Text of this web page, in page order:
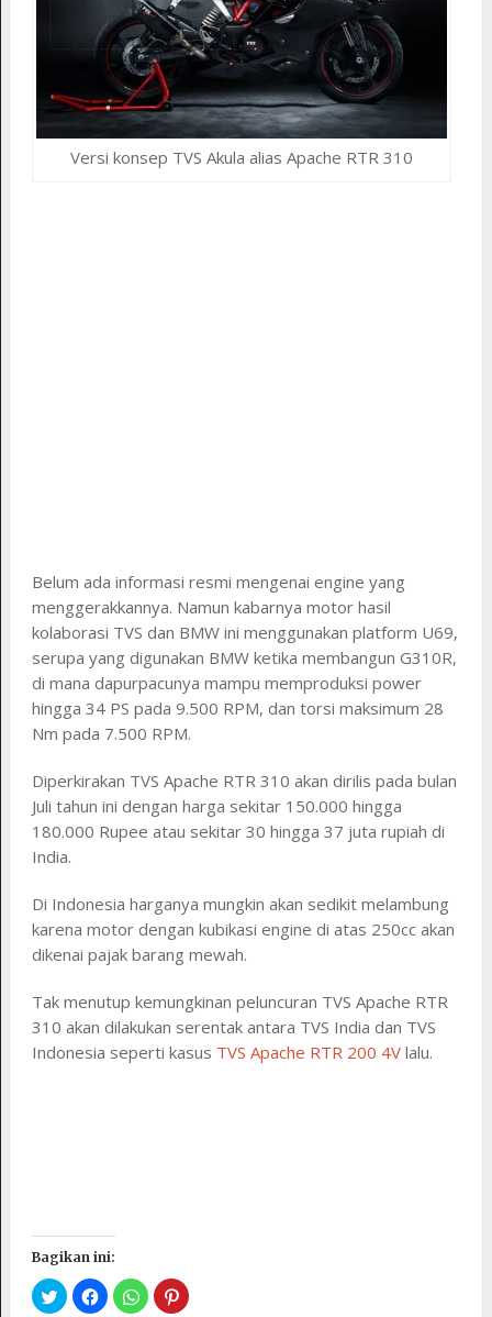
Versi konsep TVS Akula alias Apache RTR 310
Belum ada informasi resmi mengenai engine yang
menggerakkannya. Namun kabarnya motor hasil
kolaborasi TVS dan BMW ini menggunakan platform U69,
serupa yang digunakan BMW ketika membangun G310R,
di mana dapurpacunya mampu memproduksi power
hingga 34 PS pada 9.500 RPM, dan torsi maksimum 28
Nm pada 7.500 RPM.
Diperkirakan TVS Apache RTR 310 akan dirilis pada bulan
Juli tahun ini dengan harga sekitar 150.000 hingga
180.000 Rupee atau sekitar 30 hingga 37 juta rupiah di
India.
Di Indonesia harganya mungkin akan sedikit melambung
karena motor dengan kubikasi engine di atas 250cc akan
dikenai pajak barang mewah.
Tak menutup kemungkinan peluncuran TVS Apache RTR
310 akan dilakukan serentak antara TVS India dan TVS
Indonesia seperti kasus TVS Apache RTR 200 4Vlalu.
Bagikan ini: